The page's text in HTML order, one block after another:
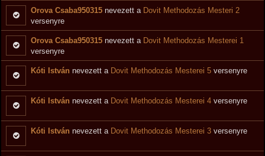
Orova Csaba950315 nevezett a Dovit Methodozás Mesteri 2
versenyre
Orova Csaba950315 nevezett a Dovit Methodozás Mesterei 1
versenyre
Kóti István nevezett a Dovit Methodozás Mesterei 5 versenyre
Kóti István nevezett a Dovit Methodozás Mesterei 4 versenyre
Kóti István nevezett a Dovit Methodozás Mesterei 3 versenyre